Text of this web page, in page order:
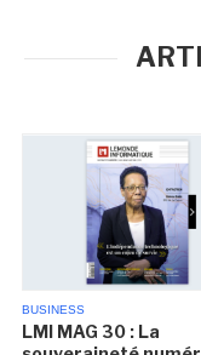
BUSINESS
LMI MAG 30 : La